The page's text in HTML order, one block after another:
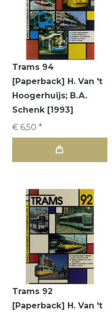
Trams 94
[Paperback] H. Van 't
Hoogerhuijs; B.A.
Schenk [1993]
€ 6,50 *
Trams 92
[Paperback] H. Van 't